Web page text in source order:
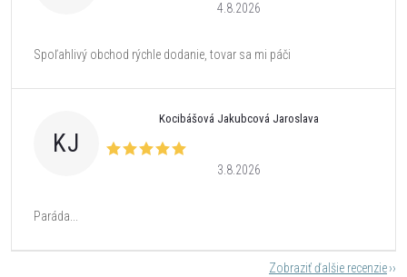
4.8.2026
Spoľahlivý obchod rýchle dodanie, tovar sa mi páči
KJ
Kocibášová Jakubcová Jaroslava
3.8.2026
Paráda...
Zobraziť ďalšie recenzie